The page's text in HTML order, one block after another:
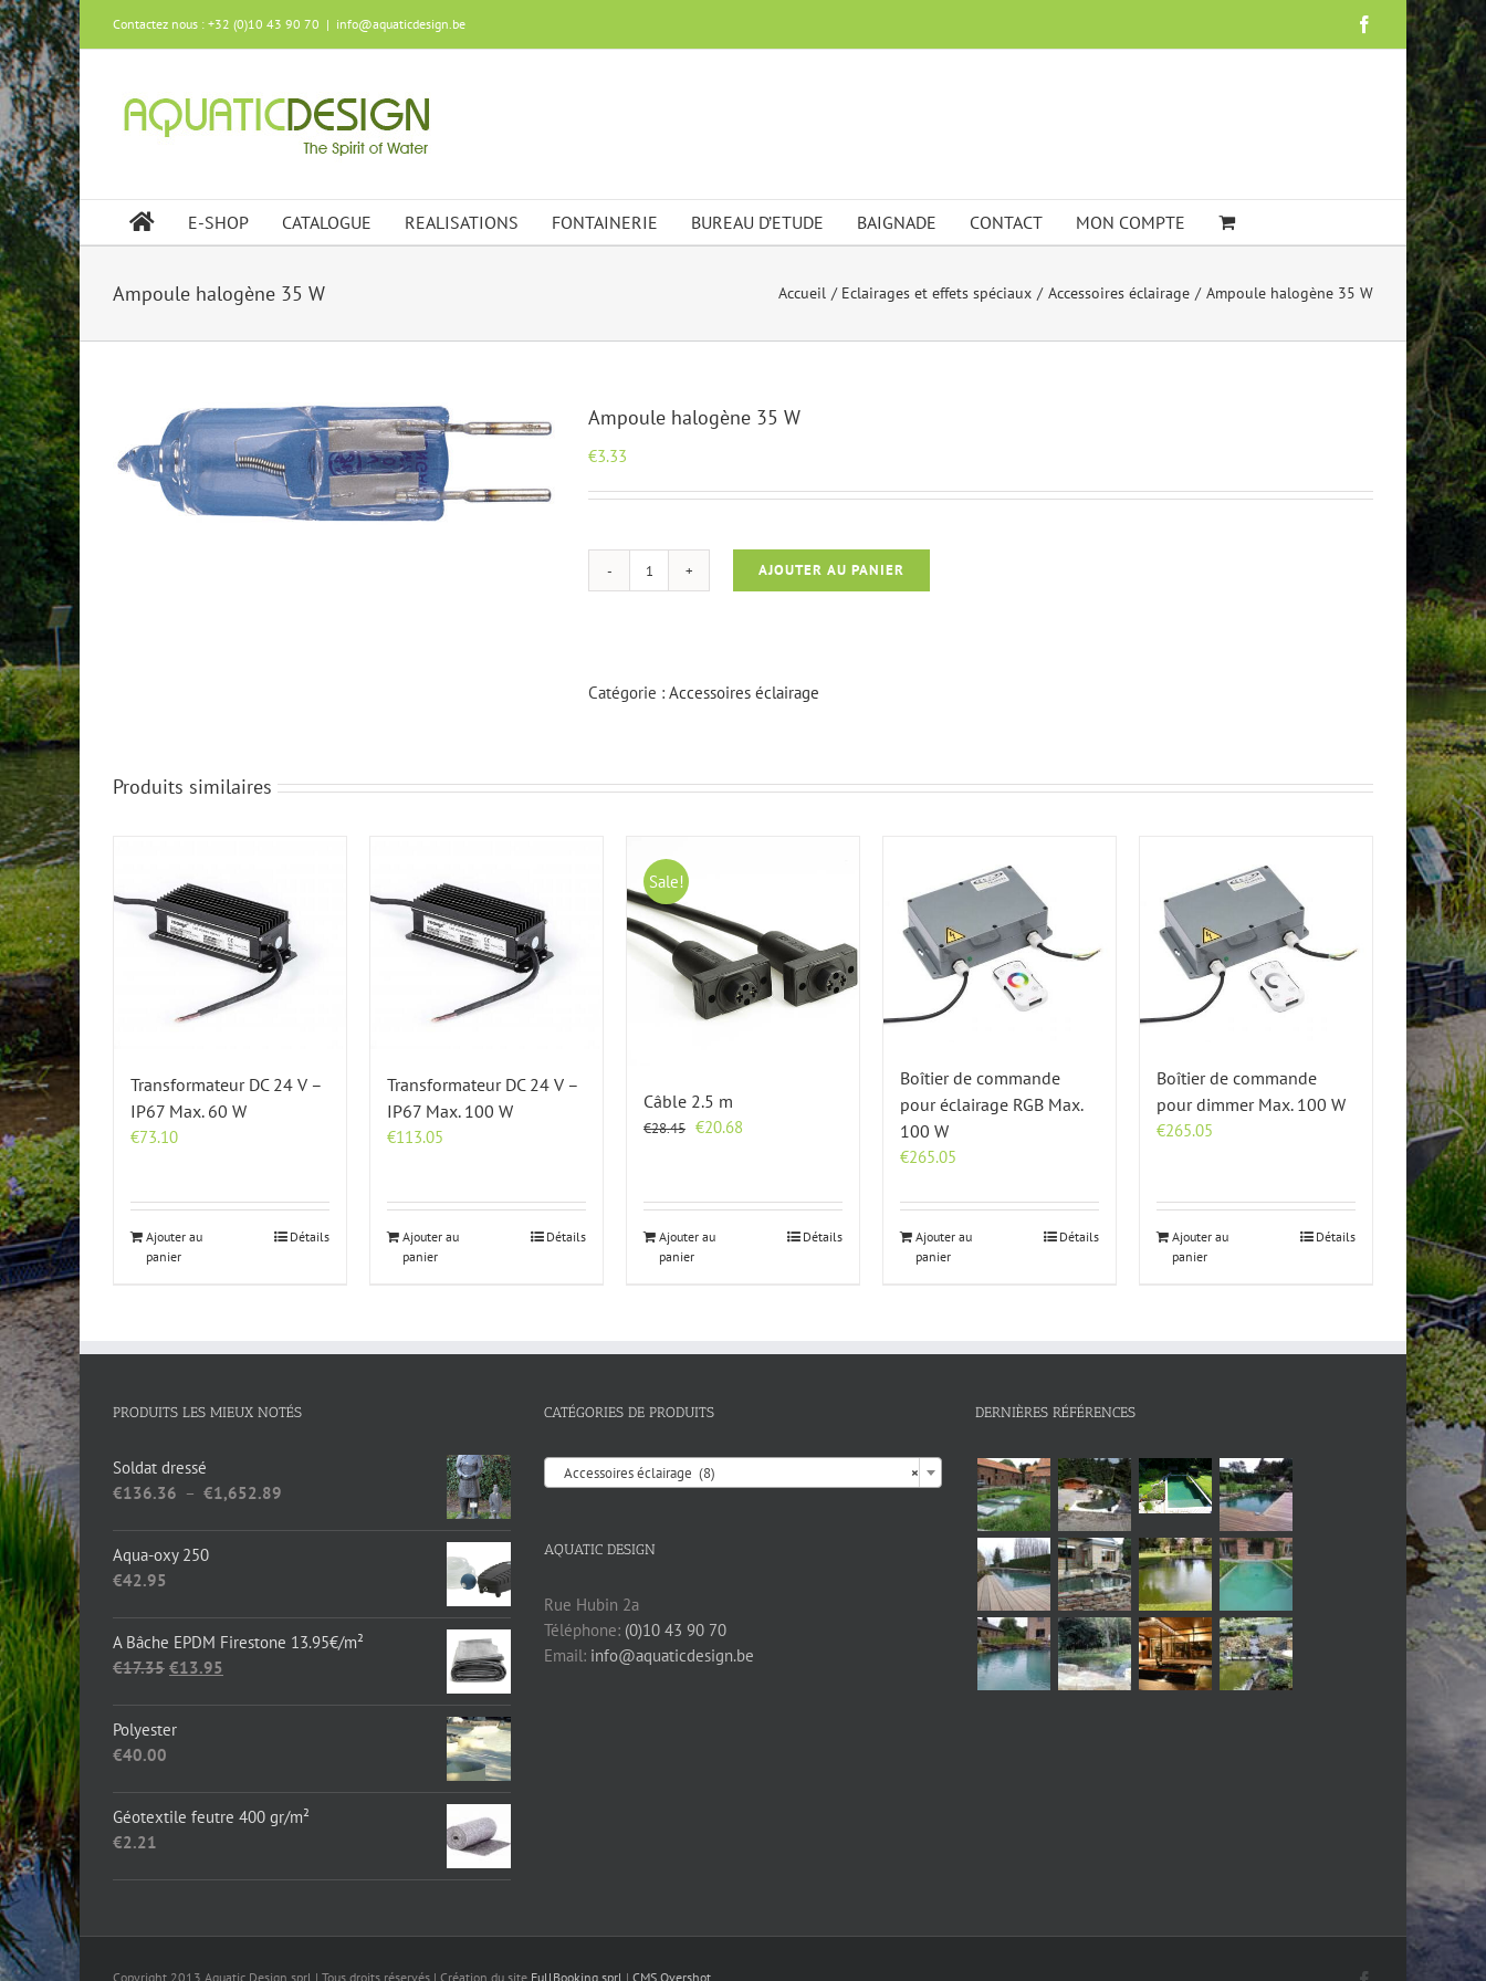
Skip
to
content
Contactez nous : +32 (0)10 43 90 70 | info@aquaticdesign.be Facebook
E-SHOP CATALOGUE REALISATIONS FONTAINERIE BUREAU D’ETUDE BAIGNADE CONTACT MON COMPTE
Ampoule halogène 35 W Accueil Eclairages et effets spéciaux Accessoires éclairage Ampoule halogène 35 W
Ampoule halogène 35 W
€3.33
quantité
AJOUTER AU PANIER
Catégorie : Accessoires éclairage
Produits similaires
Transformateur DC 24 V –
IP67 Max. 60 W
€73.10
Ajouter au
panier
Détails
Transformateur DC 24 V –
IP67 Max. 100 W
€113.05
Ajouter au
panier
Détails
Sale!
Câble 2.5 m
€28.45 Le
était :
€20.68
est :
€20.68.
Ajouter au
panier
Détails
Boîtier de commande
pour éclairage RGB Max.
100 W
€265.05
Ajouter au
panier
Détails
Boîtier de commande
pour dimmer Max. 100 W
€265.05
Ajouter au
panier
Détails
PRODUITS LES MIEUX NOTÉS
Soldat dressé
€136.36 – €1,652.89
€1,652.89
Aqua-oxy 250
€42.95
A Bâche EPDM Firestone 13.95€/m²
€17.35 Le
€13.95
Polyester
€40.00
Géotextile feutre 400 gr/m²
€2.21
CATÉGORIES DE PRODUITS
×
Accessoires éclairage (8)
AQUATIC DESIGN
Rue Hubin 2a
Téléphone: (0)10 43 90 70
Email: info@aquaticdesign.be
DERNIÈRES RÉFÉRENCES
Copyright 2013 Aquatic Design sprl | Tous droits réservés | Création du site FullBooking sprl | CMS Overshot